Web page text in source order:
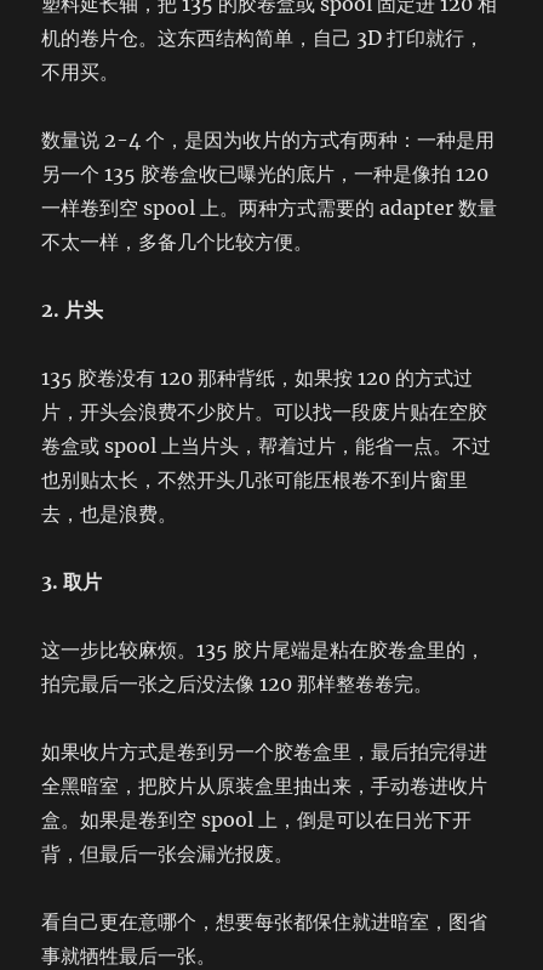
机的卷片仓。这东西结构简单，自己 3D 打印就行，
不用买。
数量说 2-4 个，是因为收片的方式有两种：一种是用
另一个 135 胶卷盒收已曝光的底片，一种是像拍 120
一样卷到空 spool 上。两种方式需要的 adapter 数量
不太一样，多备几个比较方便。
2. 片头
135 胶卷没有 120 那种背纸，如果按 120 的方式过
片，开头会浪费不少胶片。可以找一段废片贴在空胶
卷盒或 spool 上当片头，帮着过片，能省一点。不过
也别贴太长，不然开头几张可能压根卷不到片窗里
去，也是浪费。
3. 取片
这一步比较麻烦。135 胶片尾端是粘在胶卷盒里的，
拍完最后一张之后没法像 120 那样整卷卷完。
如果收片方式是卷到另一个胶卷盒里，最后拍完得进
全黑暗室，把胶片从原装盒里抽出来，手动卷进收片
盒。如果是卷到空 spool 上，倒是可以在日光下开
背，但最后一张会漏光报废。
看自己更在意哪个，想要每张都保住就进暗室，图省
事就牺牲最后一张。